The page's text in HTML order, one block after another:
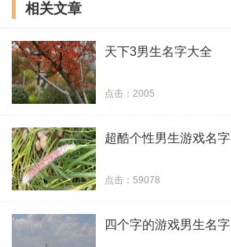
亦初，
荒芜 !
断忆
侥幸.
苟活。
心酸i
相关文章
天下3男生名字大全
点击：2005
超酷个性男生游戏名字
点击：59078
四个字的游戏男生名字